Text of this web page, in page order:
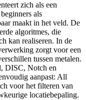
zich als een
als
maakt in het veld. De
algoritmes, die
kan realiseren. In de
zorgt voor een
tussen metalen.
DISC, Notch en
aanpast: All
voor het filteren van
locatiebepaling.